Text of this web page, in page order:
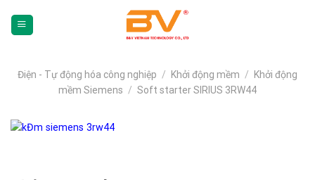
dịch)Điện - Tự động hóa công nghiệp / Khởi động mềm /
Khởi động
mềm Siemens / Soft starter SIRIUS 3RW44